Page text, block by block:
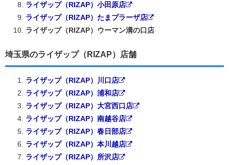
ライザップ（RIZAP）小田原店
ライザップ（RIZAP）たまプラーザ店
ライザップ（RIZAP）ウーマン溝の口店
埼玉県のライザップ（RIZAP）店舗
ライザップ（RIZAP）川口店
ライザップ（RIZAP）浦和店
ライザップ（RIZAP）大宮西口店
ライザップ（RIZAP）南越谷店
ライザップ（RIZAP）春日部店
ライザップ（RIZAP）本川越店
ライザップ（RIZAP）所沢店